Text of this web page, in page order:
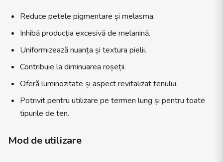
Reduce petele pigmentare și melasma.
Inhibă producția excesivă de melanină.
Uniformizează nuanța și textura pielii.
Contribuie la diminuarea roșeții.
Oferă luminozitate și aspect revitalizat tenului.
Potrivit pentru utilizare pe termen lung și pentru toate
tipurile de ten.
Mod de utilizare